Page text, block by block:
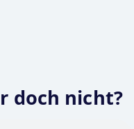
doch nicht?